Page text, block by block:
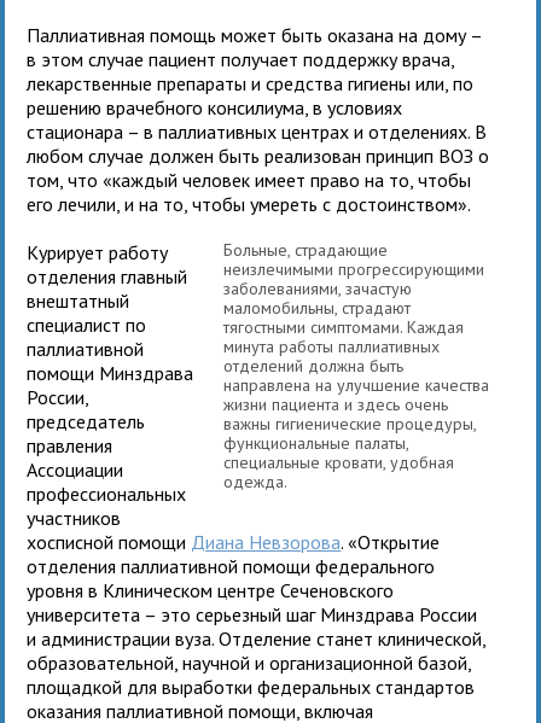
Паллиативная помощь может быть оказана на дому –
в этом случае пациент получает поддержку врача,
лекарственные препараты и средства гигиены или, по
решению врачебного консилиума, в условиях
стационара – в паллиативных центрах и отделениях. В
любом случае должен быть реализован принцип ВОЗ о
том, что «каждый человек имеет право на то, чтобы
его лечили, и на то, чтобы умереть с достоинством».
Больные, страдающие
неизлечимыми прогрессирующими
заболеваниями, зачастую
маломобильны, страдают
тягостными симптомами. Каждая
минута работы паллиативных
отделений должна быть
направлена на улучшение качества
жизни пациента и здесь очень
важны гигиенические процедуры,
функциональные палаты,
специальные кровати, удобная
одежда.
Курирует работу
отделения главный
внештатный
специалист по
паллиативной
помощи Минздрава
России,
председатель
правления
Ассоциации
профессиональных
участников
хосписной помощи Диана Невзорова. «Открытие
отделения паллиативной помощи федерального
уровня в Клиническом центре Сеченовского
университета – это серьезный шаг Минздрава России
и администрации вуза. Отделение станет клинической,
образовательной, научной и организационной базой,
площадкой для выработки федеральных стандартов
оказания паллиативной помощи, включая